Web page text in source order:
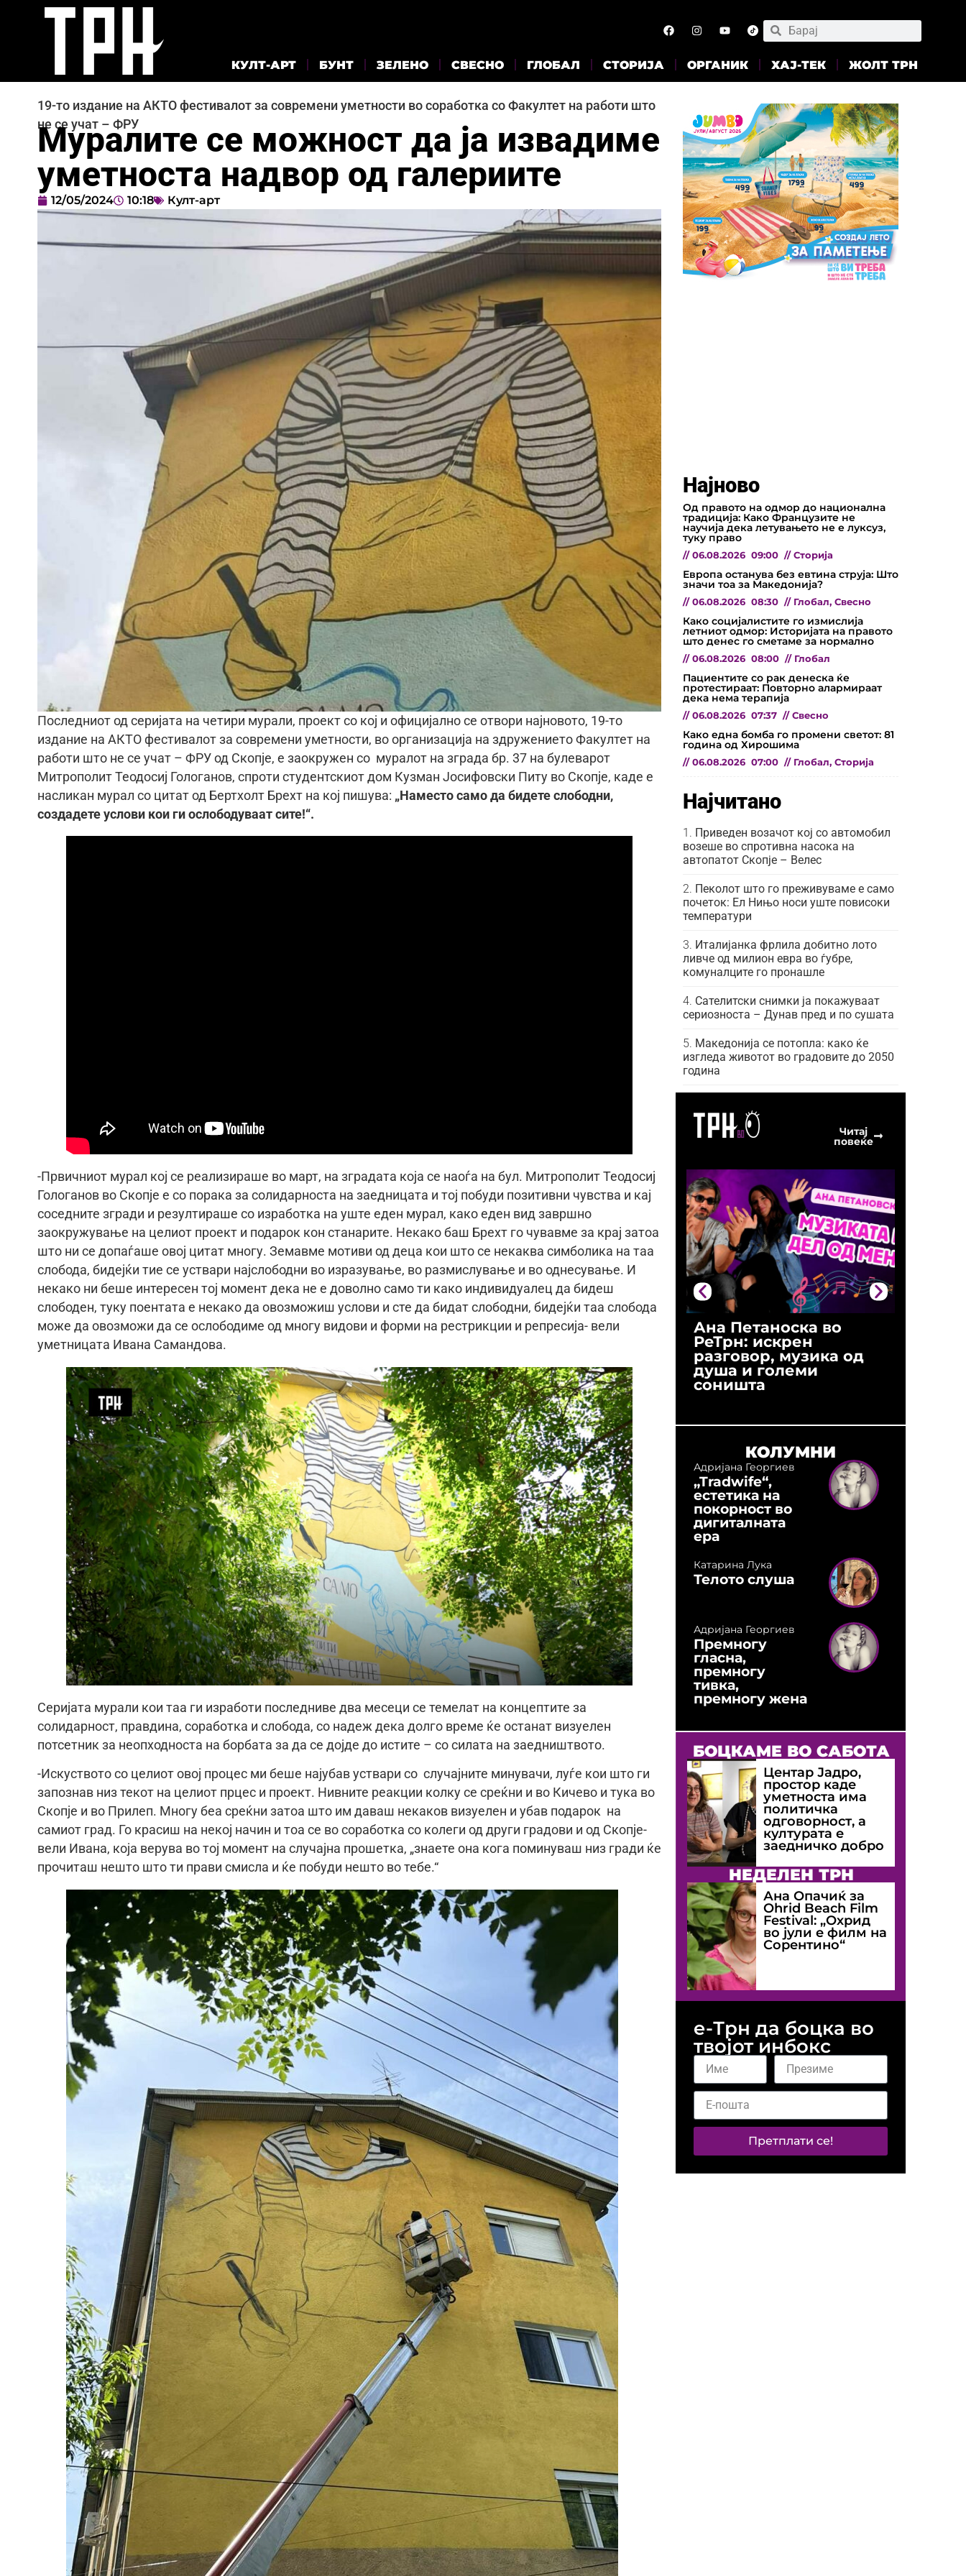
КУЛТ-АРТ БУНТ ЗЕЛЕНО СВЕСНО ГЛОБАЛ СТОРИЈА ОРГАНИК ХАЈ-ТЕК ЖОЛТ ТРН
19-то издание на АКТО фестивалот за современи уметности во соработка со Факултет на работи што
не се учат – ФРУ
Муралите се можност да ја извадиме
уметноста надвор од галериите
12/05/2024 10:18 Култ-арт
Последниот од серијата на четири мурали, проект со кој и официјално се отвори најновото, 19-то
издание на АКТО фестивалот за современи уметности, во организација на здружението Факултет на
работи што не се учат – ФРУ од Скопје, е заокружен со муралот на зграда бр. 37 на булеварот
Митрополит Теодосиј Гологанов, спроти студентскиот дом Кузман Јосифовски Питу во Скопје, каде е
насликан мурал со цитат од Бертхолт Брехт на кој пишува: „Наместо само да бидете слободни,
создадете услови кои ги ослободуваат сите!“.
-Првичниот мурал кој се реализираше во март, на зградата која се наоѓа на бул. Митрополит Теодосиј
Гологанов во Скопје е со порака за солидарноста на заедницата и тој побуди позитивни чувства и кај
соседните згради и резултираше со изработка на уште еден мурал, како еден вид завршно
заокружување на целиот проект и подарок кон станарите. Некако баш Брехт го чувавме за крај затоа
што ни се допаѓаше овој цитат многу. Земавме мотиви од деца кои што се некаква симболика на таа
слобода, бидејќи тие се уствари најслободни во изразување, во размислување и во однесување. И
некако ни беше интересен тој момент дека не е доволно само ти како индивидуалец да бидеш
слободен, туку поентата е некако да овозможиш услови и сте да бидат слободни, бидејќи таа слобода
може да овозможи да се ослободиме од многу видови и форми на рестрикции и репресија- вели
уметницата Ивана Самандова.
Серијата мурали кои таа ги изработи последниве два месеци се темелат на концептите за
солидарност, правдина, соработка и слобода, со надеж дека долго време ќе останат визуелен
потсетник за неопходноста на борбата за да се дојде до истите – со силата на заедништвото.
-Искуството со целиот овој процес ми беше најубав уствари со случајните минувачи, луѓе кои што ги
запознав низ текот на целиот прцес и проект. Нивните реакции колку се среќни и во Кичево и тука во
Скопје и во Прилеп. Многу беа среќни затоа што им даваш некаков визуелен и убав подарок на
самиот град. Го красиш на некој начин и тоа се во соработка со колеги од други градови и од Скопје-
вели Ивана, која верува во тој момент на случајна прошетка, „знаете она кога поминуваш низ гради ќе
прочиташ нешто што ти прави смисла и ќе побуди нешто во тебе.“
Најново
Од правото на одмор до национална
традиција: Како Французите не
научија дека летувањето не е луксуз,
туку право
// 06.08.2026 09:00 // Сторија
Европа останува без евтина струја: Што
значи тоа за Македонија?
// 06.08.2026 08:30 // Глобал, Свесно
Како социјалистите го измислија
летниот одмор: Историјата на правото
што денес го сметаме за нормално
// 06.08.2026 08:00 // Глобал
Пациентите со рак денеска ќе
протестираат: Повторно алармираат
дека нема терапија
// 06.08.2026 07:37 // Свесно
Како една бомба го промени светот: 81
година од Хирошима
// 06.08.2026 07:00 // Глобал, Сторија
Најчитано
Приведен возачот кој со автомобил
возеше во спротивна насока на
автопатот Скопје – Велес
Пеколот што го преживуваме е само
почеток: Ел Нињо носи уште повисоки
температури
Италијанка фрлила добитно лото
ливче од милион евра во ѓубре,
комуналците го пронашле
Сателитски снимки ја покажуваат
сериозноста – Дунав пред и по сушата
Македонија се потопла: како ќе
изгледа животот во градовите до 2050
година
Читај
повеќе
Ана Петаноска во
РеТрн: искрен
разговор, музика од
душа и големи
соништа
КОЛУМНИ
Адријана Георгиев
„Tradwife“,
естетика на
покорност во
дигиталната
ера
Катарина Лука
Телото слуша
Адријана Георгиев
Премногу
гласна,
премногу
тивка,
премногу жена
БОЦКАМЕ ВО САБОТА
Центар Јадро,
простор каде
уметноста има
политичка
одговорност, а
културата е
заедничко добро
НЕДЕЛЕН ТРН
Ана Опачиќ за
Оhrid Beach Film
Festival: „Охрид
во јули е филм на
Сорентино“
е-Трн да боцка во
твојот инбокс
Претплати се!